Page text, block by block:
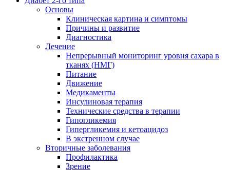
Основы
Клиническая картина и симптомы
Причины и развитие
Диагностика
Лечение
Непрерывный мониторинг уровня сахара в
тканях (НМГ)
Питание
Движение
Медикаменты
Инсулиновая терапия
Технические средства в терапии
Гипогликемия
Гипергликемия и кетоацидоз
В экстренном случае
Вторичные заболевания
Профилактика
Зрение